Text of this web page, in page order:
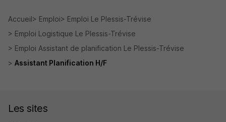
Accueil Emploi
Emploi Le Plessis-Trévise
Emploi Logistique Le Plessis-Trévise
Emploi Assistant de planification Le Plessis-Trévise
Assistant Planification H/F
Les sites